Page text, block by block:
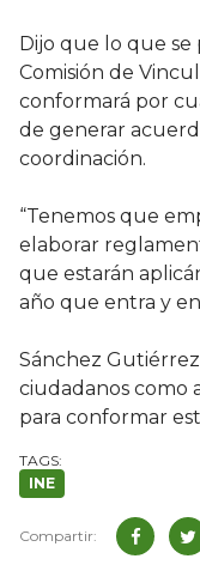
Dijo que lo que
Comisión de
conformará por
de generar
coordinación.
“Tenemos que
elaborar
que estarán
año que entra y
Sánchez
ciudadanos como
para conformar
INE